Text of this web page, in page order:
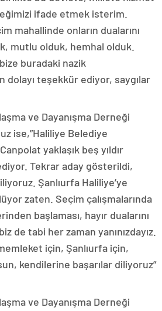
ifade etmek isterim.
mahallinde onların dualarını
mutlu olduk, hemhal olduk.
buradaki nazik
teşekkür ediyor, saygılar
ve Dayanışma Derneği
ise,”Haliliye Belediye
yaklaşık beş yıldır
Tekrar aday gösterildi,
Şanlıurfa Haliliye’ye
zaten. Seçim çalışmalarında
başlaması, hayır dualarını
de tabi her zaman yanınızdayız.
için, Şanlıurfa için,
kendilerine başarılar diliyoruz”
ve Dayanışma Derneği